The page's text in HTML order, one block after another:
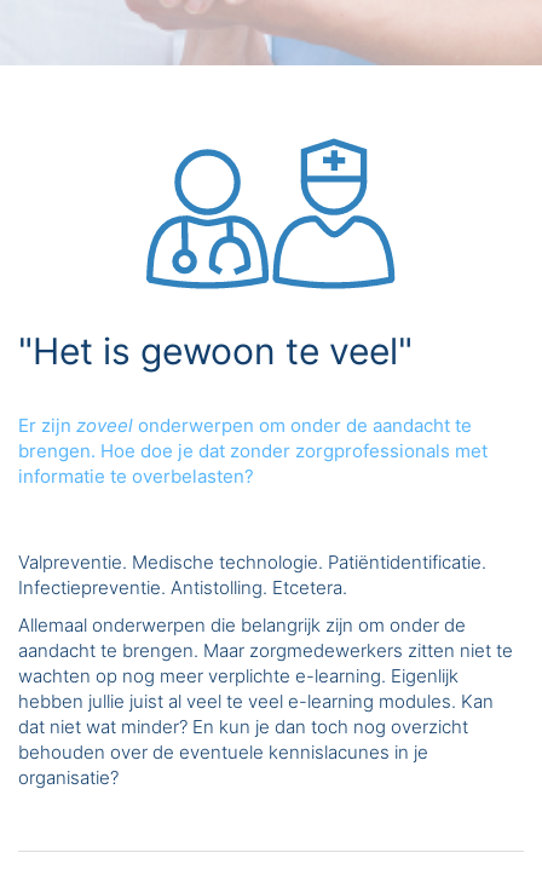
"Het is gewoon te veel"
Er zijn zoveel onderwerpen om onder de aandacht te
brengen. Hoe doe je dat zonder zorgprofessionals met
informatie te overbelasten?
Valpreventie. Medische technologie. Patiëntidentificatie.
Infectiepreventie. Antistolling. Etcetera.
Allemaal onderwerpen die belangrijk zijn om onder de
aandacht te brengen. Maar zorgmedewerkers zitten niet te
wachten op nog meer verplichte e-learning. Eigenlijk
hebben jullie juist al veel te veel e-learning modules. Kan
dat niet wat minder? En kun je dan toch nog overzicht
behouden over de eventuele kennislacunes in je
organisatie?